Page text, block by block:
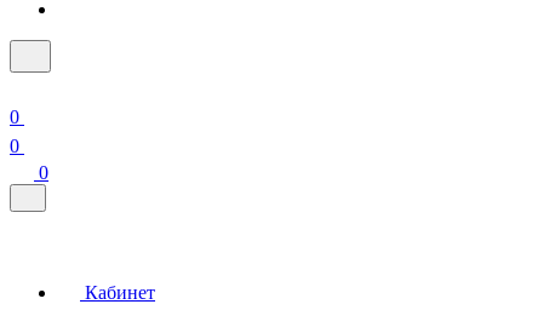
0
0
0
Кабинет